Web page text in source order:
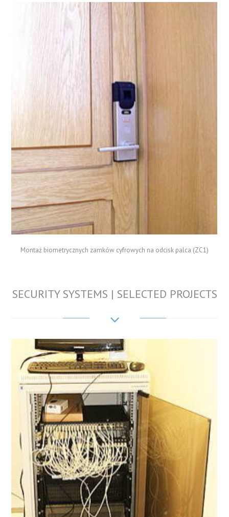
Montaż biometrycznych zamków cyfrowych na odcisk palca (ZC1)
SECURITY SYSTEMS | SELECTED PROJECTS